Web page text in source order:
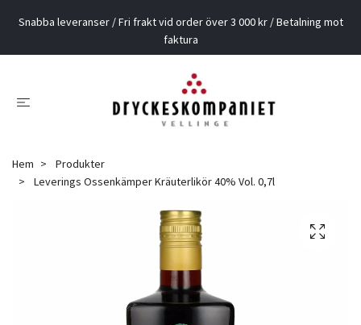
Snabba leveranser / Fri frakt vid order över 3 000 kr / Betalning mot
faktura
Hem
Produkter
Leverings Ossenkämper Kräuterlikör 40% Vol. 0,7l